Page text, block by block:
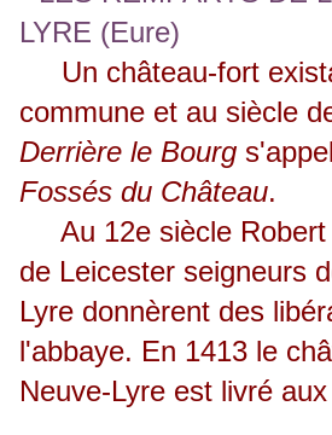
Un château-fort
commune et au siècle
Derrière le Bourg
Fossés du Château.
Au 12e siècle Robert
de Leicester seigneurs
Lyre donnèrent des
l'abbaye. En 1413 le
Neuve-Lyre est livré